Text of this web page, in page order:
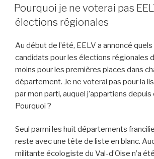
LE
Pourquoi je ne voterai pas
élections régionales
Au début de l’été, EELV a annoncé
candidats pour les élections régionales
moins pour les premières places dans
département. Je ne voterai pas pour la
par mon parti, auquel j’appartiens depuis
Pourquoi ?
Seul parmi les huit départements
reste avec une tête de liste en blanc.
militante écologiste du Val-d’Oise n’a